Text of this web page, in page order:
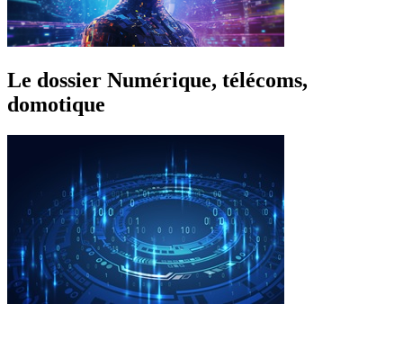
Le dossier Numérique, télécoms,
domotique